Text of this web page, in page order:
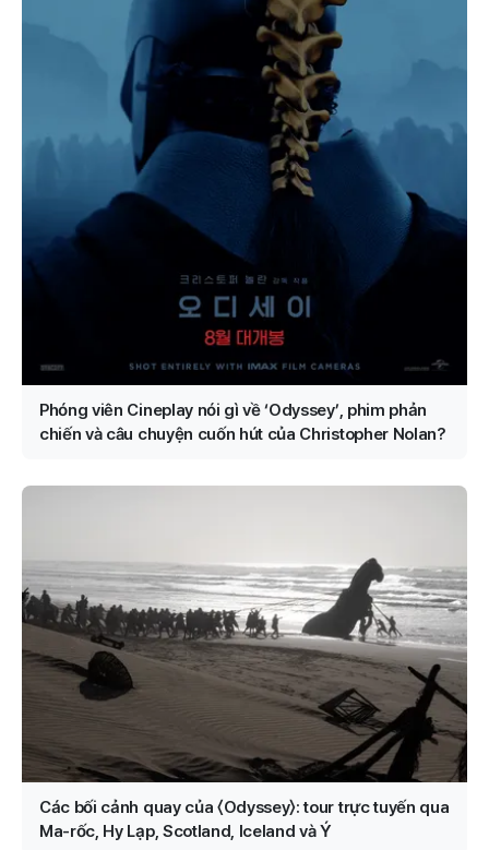
Phóng viên Cineplay nói gì về ‘Odyssey’, phim phản
chiến và câu chuyện cuốn hút của Christopher Nolan?
Các bối cảnh quay của 〈Odyssey〉: tour trực tuyến qua
Ma-rốc, Hy Lạp, Scotland, Iceland và Ý